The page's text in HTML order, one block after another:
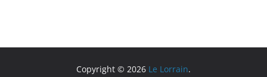
Copyright © 2026 Le Lorrain.